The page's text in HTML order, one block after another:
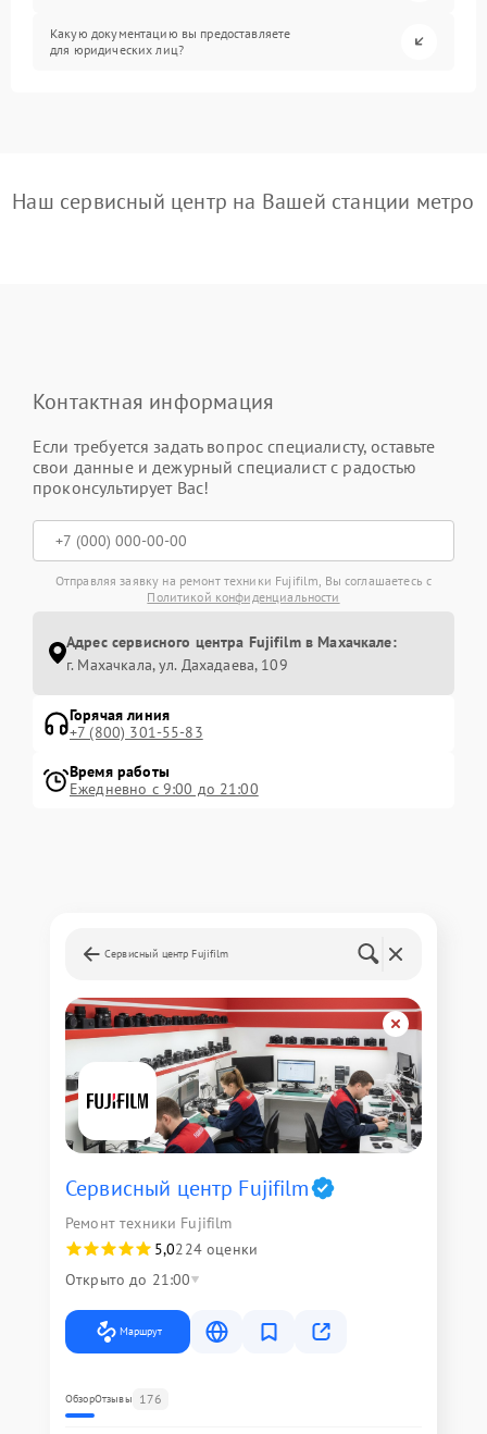
Какую документацию вы предоставляете
для юридических лиц?
Наш сервисный центр на Вашей станции метро
Контактная информация
Если требуется задать вопрос специалисту, оставьте
свои данные и дежурный специалист с радостью
проконсультирует Вас!
Отправляя заявку на ремонт техники Fujifilm, Вы соглашаетесь с
Политикой конфиденциальности
Адрес сервисного центра Fujifilm в Махачкале:
г. Махачкала, ул. Дахадаева, 109
Горячая линия
+7 (800) 301-55-83
Время работы
Ежедневно с 9:00 до 21:00
Сервисный центр Fujifilm
Сервисный центр Fujifilm
Ремонт техники Fujifilm
5,0224 оценки
Открыто до 21:00
Маршрут
ОбзорОтзывы 176